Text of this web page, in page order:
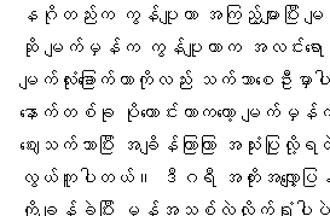
နဂိုတည်းက ကွန်ပျူတာအကြည့်များပြီး
ဆို မျက်မှန်က ကွန်ပျူတာက အလင်းရေ
မျက်လုံးခြောက် တာကိုလည်း သက်သာစေဦးမှာပ
နောက်တစ်ခု ပိုကောင်းတာကတော့ မျ
ဈေးသက်သာပြီး အချိန်ကြာကြာ အသုံးပြု
လွယ်ကူပါတယ်။ ဒီဂရီ အတိုးအလျှော့ပြ
ကိုချန်ခဲ့ပြီး မှန်အသစ်လဲလိုက်ရုံပါ